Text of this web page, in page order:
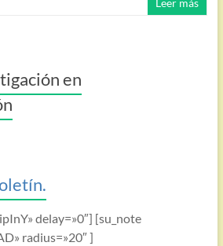
Leer más
en
delay=»0″] [su_note
radius=»20″ ]